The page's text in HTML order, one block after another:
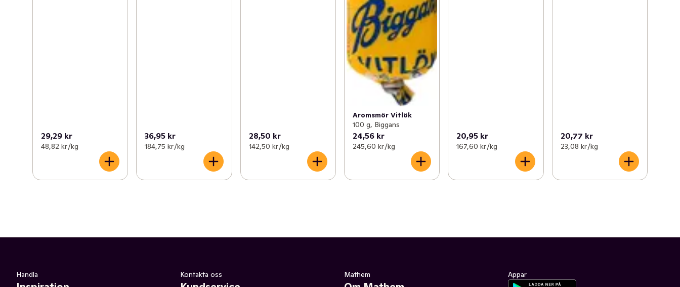
29,29 kr
48,82 kr /kg
36,95 kr
184,75 kr /kg
28,50 kr
142,50 kr /kg
Aromsmör Vitlök
100 g, Biggans
24,56 kr
245,60 kr /kg
20,95 kr
167,60 kr /kg
20,77 kr
23,08 kr /kg
Handla Kontakta oss Mathem Appar